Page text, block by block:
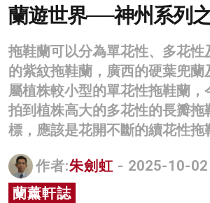
生活
商業
科技
影片
名家榜
灼見活動
蘭遊世界──神州系列
拖鞋蘭可以分為單花性、多花性
的紫紋拖鞋蘭，廣西的硬葉兜蘭
屬植株較小型的單花性拖鞋蘭，
拍到植株高大的多花性的長瓣拖
標，應該是花開不斷的續花性拖
作者:朱劍虹 - 2025-10-02
蘭薰軒誌